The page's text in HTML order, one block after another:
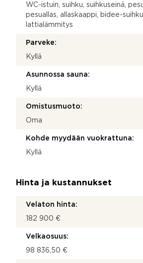
WC-istuin, suihku, suihkuseinä,
pesuallas, allaskaappi, bidee-
lattialämmitys
Parveke:
Kyllä
Asunnossa sauna:
Kyllä
Omistusmuoto:
Oma
Kohde myydään vuokrattuna:
Kyllä
Hinta ja kustannukset
Velaton hinta:
182 900 €
Velkaosuus:
98 836,50 €